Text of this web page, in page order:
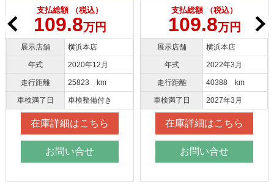
支払総額 （税込）
109.8万円
展示店舗 横浜本店
年式 2020年12月
走行距離 25823 km
車検満了日 車検整備付き
在庫詳細はこちら
お問い合せ
支払総額 （税込）
109.8万円
展示店舗 横浜本店
年式 2022年3月
走行距離 40388 km
車検満了日 2027年3月
在庫詳細はこちら
お問い合せ